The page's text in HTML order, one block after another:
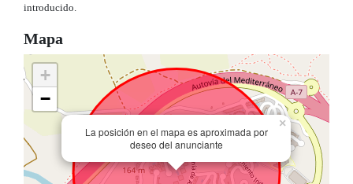
introducido.
Mapa
La posición en el mapa es aproximada por
deseo del anunciante
×
+
−